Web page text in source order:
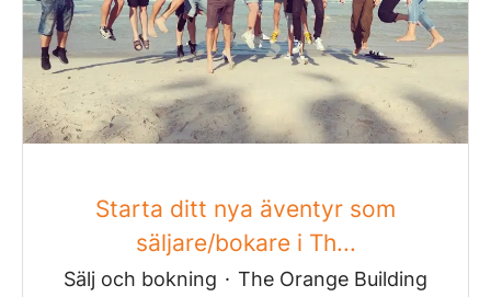
Starta ditt nya äventyr som
säljare/bokare i Th...
Sälj och bokning · The Orange Building